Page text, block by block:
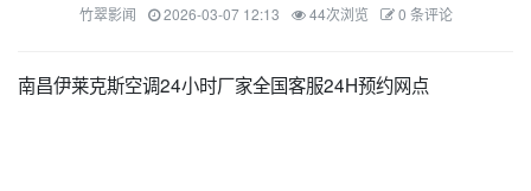
竹翠影闻 2026-03-07 12:13 44次浏览 0 条评论
南昌伊莱克斯空调24小时厂家全国客服24H预约网点